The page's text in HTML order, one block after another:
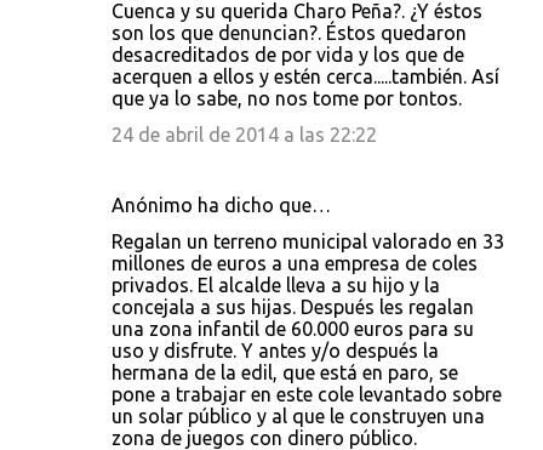
Cuenca y su querida Charo Peña?. ¿Y éstos
son los que denuncian?. Éstos quedaron
desacreditados de por vida y los que de
acerquen a ellos y estén cerca.....también. Así
que ya lo sabe, no nos tome por tontos.
24 de abril de 2014 a las 22:22
Anónimo ha dicho que…
Regalan un terreno municipal valorado en 33
millones de euros a una empresa de coles
privados. El alcalde lleva a su hijo y la
concejala a sus hijas. Después les regalan
una zona infantil de 60.000 euros para su
uso y disfrute. Y antes y/o después la
hermana de la edil, que está en paro, se
pone a trabajar en este cole levantado sobre
un solar público y al que le construyen una
zona de juegos con dinero público.